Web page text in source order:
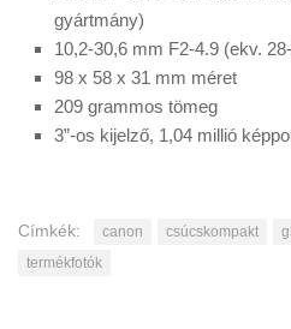
gyártmány)
10,2-30,6 mm F2-4.9 (ekv.
98 x 58 x 31 mm méret
209 grammos tömeg
3”-os kijelző, 1,04 millió
Címkék: canon csúcskompakt
termékfotók